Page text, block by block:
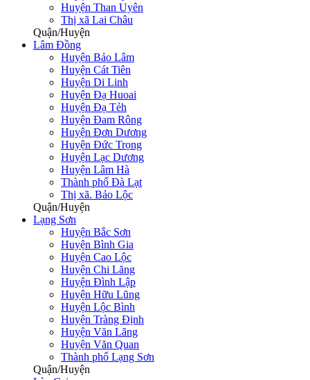
Huyện Than Uyên
Thị xã Lai Châu
Quận/Huyện
Lâm Đồng
Huyện Bảo Lâm
Huyện Cát Tiên
Huyện Di Linh
Huyện Đạ Huoai
Huyện Đạ Tẻh
Huyện Đam Rông
Huyện Đơn Dương
Huyện Đức Trọng
Huyện Lạc Dương
Huyện Lâm Hà
Thành phố Đà Lạt
Thị xã. Bảo Lộc
Quận/Huyện
Lạng Sơn
Huyện Bắc Sơn
Huyện Bình Gia
Huyện Cao Lộc
Huyện Chi Lăng
Huyện Đình Lập
Huyện Hữu Lũng
Huyện Lộc Bình
Huyện Tràng Định
Huyện Văn Lãng
Huyện Văn Quan
Thành phố Lạng Sơn
Quận/Huyện